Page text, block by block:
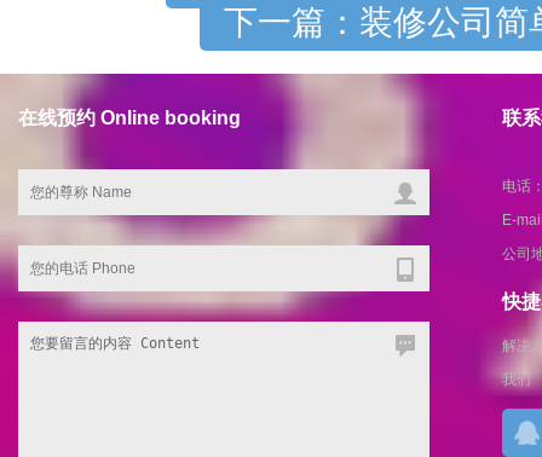
下一篇：装修公司简
在线预约 Online booking 联
电话
E-
公司
快
解决
我们